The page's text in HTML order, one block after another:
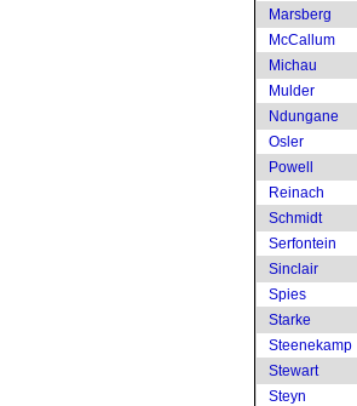
Marsberg
McCallum
Michau
Mulder
Ndungane
Osler
Powell
Reinach
Schmidt
Serfontein
Sinclair
Spies
Starke
Steenekamp
Stewart
Steyn